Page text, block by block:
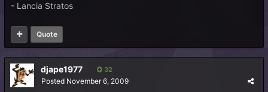
- Lancia Stratos
Quote
djape1977 32
Posted November 6, 2009